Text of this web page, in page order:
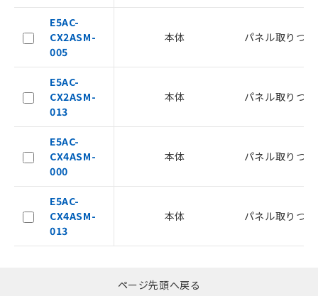
E5AC-
CX2ASM-
005
本体 パネル取りつけ
E5AC-
CX2ASM-
013
本体 パネル取りつけ
E5AC-
CX4ASM-
000
本体 パネル取りつけ
E5AC-
CX4ASM-
013
本体 パネル取りつけ
ページ先頭へ戻る
あります。
登録された部品リストについて、当社
品・サービスに関するお客様との取
をご了承ください。
の共同利用に関して"
の「1.共同利
指します。